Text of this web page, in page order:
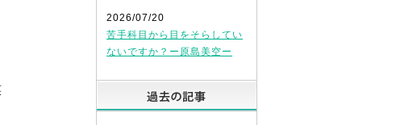
2026/07/20
苦手科目から目をそらしてい
ないですか？ー原島美空ー